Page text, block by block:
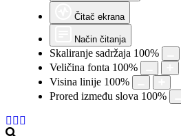
Čitač ekrana
Način čitanja
Skaliranje sadržaja 100%
Veličina fonta 100%
Visina linije 100%
Prored između slova 100%